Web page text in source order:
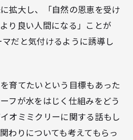
拡大し、「自然の恩恵を受け
り良い人間になる」ことが
だと気付けるように誘導し
育てたいという目標もあった
フが水をはじく仕組みをどう
オミミクリーに関する話もし
わりについても考えてもらっ